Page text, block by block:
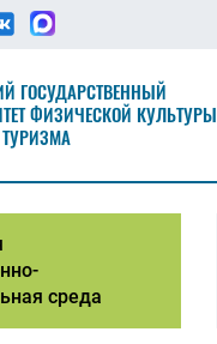
ГОСУДАРСТВЕННЫЙ
ФИЗИЧЕСКОЙ КУЛЬТУРЫ
среда